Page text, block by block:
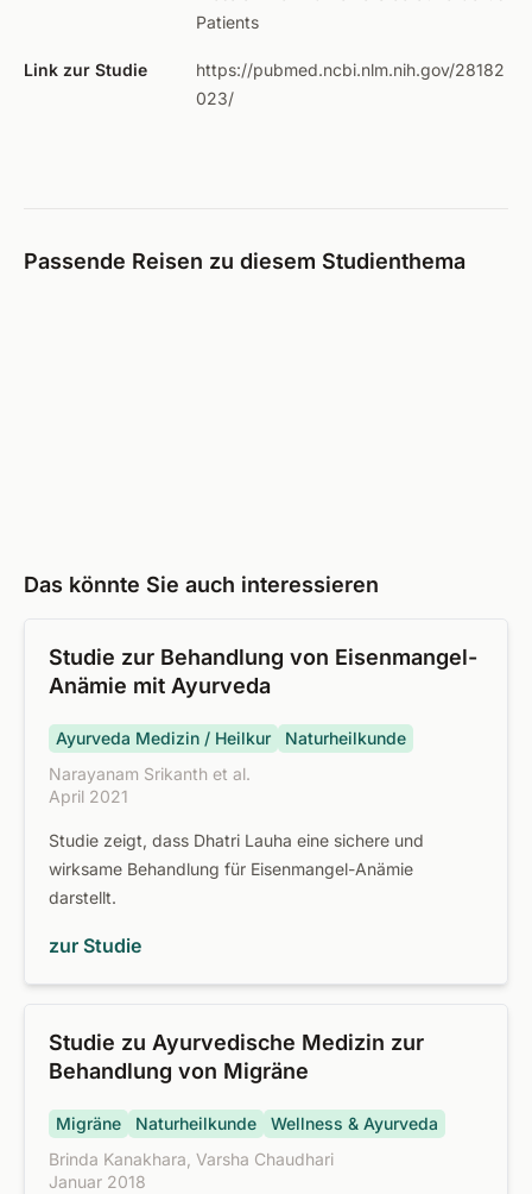
Patients
Link zur Studie
https://pubmed.ncbi.nlm.nih.gov/28182
023/
Passende Reisen zu diesem Studienthema
Das könnte Sie auch interessieren
Studie zur Behandlung von Eisenmangel-
Anämie mit Ayurveda
Ayurveda Medizin / Heilkur
Naturheilkunde
Narayanam Srikanth et al.
April 2021
Studie zeigt, dass Dhatri Lauha eine sichere und
wirksame Behandlung für Eisenmangel-Anämie
darstellt.
zur Studie
Studie zu Ayurvedische Medizin zur
Behandlung von Migräne
Migräne Naturheilkunde
Wellness & Ayurveda
Brinda Kanakhara, Varsha Chaudhari
Januar 2018